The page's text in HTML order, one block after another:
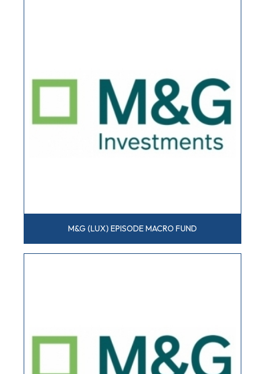
M&G (LUX) EPISODE MACRO FUND